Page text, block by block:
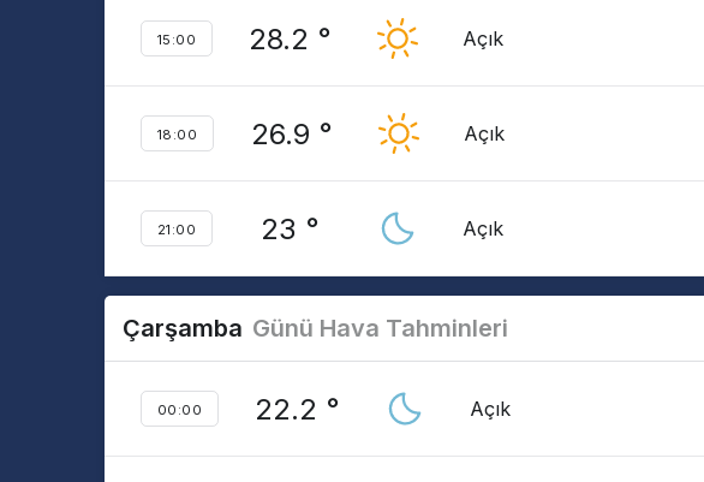
15:00 28.2 ° Açık
18:00 26.9 ° Açık
21:00 23 ° Açık
Çarşamba Günü Hava Tahminleri
00:00 22.2 ° Açık